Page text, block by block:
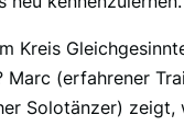
Kreis
Marc (erfahrener
Solotänzer) zeigt,